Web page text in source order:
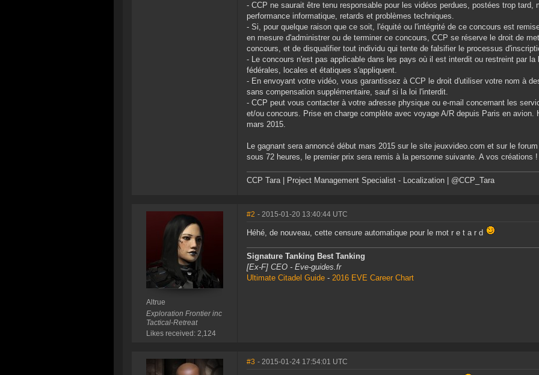
- CCP ne saurait être tenu responsable pour les vidéos perdues, postées trop tard,
performance informatique, retards et problèmes techniques.
- Si, pour quelque raison que ce soit, l'équité ou l'intégrité de ce concours est
en mesure d'administrer ou de terminer ce concours, CCP se réserve le droit de
concours, et de disqualifier tout individu qui tente de falsifier le processus
- Le concours n'est pas applicable dans les pays où il est interdit ou restreint par
fédérales, locales et étatiques s'appliquent.
- En envoyant votre vidéo, vous garantissez à CCP le droit d'utiliser votre nom à
sans compensation supplémentaire, sauf si la loi l'interdit.
- CCP peut vous contacter à votre adresse physique ou e-mail concernant les
et/ou concours. Prise en charge complète avec voyage A/R depuis Paris en avion.
mars 2015.
Le gagnant sera annoncé début mars 2015 sur le site jeuxvideo.com et sur le
sous 72 heures, le premier prix sera remis à la personne suivante. A vos créations !
CCP Tara | Project Management Specialist - Localization | @CCP_Tara
Altrue
Exploration Frontier inc
Tactical-Retreat
Likes received: 2,124
#2 - 2015-01-20 13:40:44 UTC
Héhé, de nouveau, cette censure automatique pour le mot r e t a r d
Signature Tanking Best Tanking
[Ex-F] CEO - Eve-guides.fr
Ultimate Citadel Guide - 2016 EVE Career Chart
#3 - 2015-01-24 17:54:01 UTC